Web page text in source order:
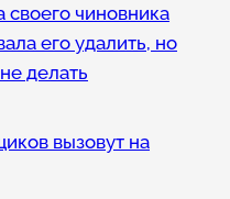
чиновника
его удалить, но
делать
вызовут на